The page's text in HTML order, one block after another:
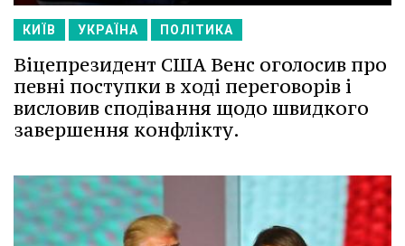
КИЇВ УКРАЇНА ПОЛІТИКА
Віцепрезидент США Венс оголосив про
певні поступки в ході переговорів і
висловив сподівання щодо швидкого
завершення конфлікту.